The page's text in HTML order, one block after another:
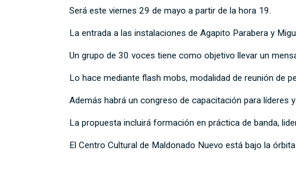
Será este viernes 29 de mayo a partir de la hora 19.
La entrada a las instalaciones de Agapito Parabera y
Un grupo de 30 voces tiene como objetivo llevar un
Lo hace mediante flash mobs, modalidad de reunión de
Además habrá un congreso de capacitación para líderes
La propuesta incluirá formación en práctica de banda,
El Centro Cultural de Maldonado Nuevo está bajo la